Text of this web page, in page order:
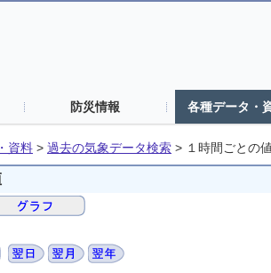
防災情報 各種データ・
資料 > 過去の気象データ検索 > １時間ごとの